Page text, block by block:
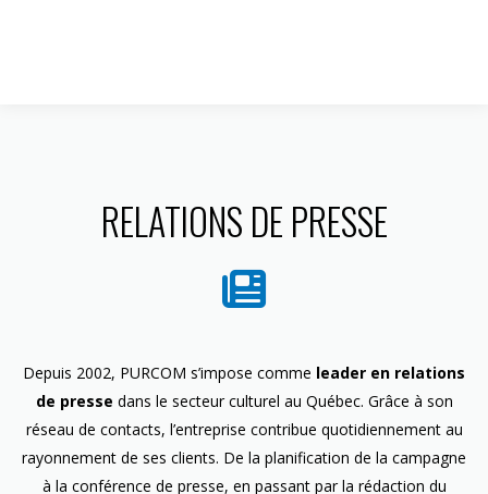
RELATIONS DE PRESSE
Depuis 2002, PURCOM s’impose comme leader en relations
de presse dans le secteur culturel au Québec. Grâce à son
réseau de contacts, l’entreprise contribue quotidiennement au
rayonnement de ses clients. De la planification de la campagne
à la conférence de presse, en passant par la rédaction du